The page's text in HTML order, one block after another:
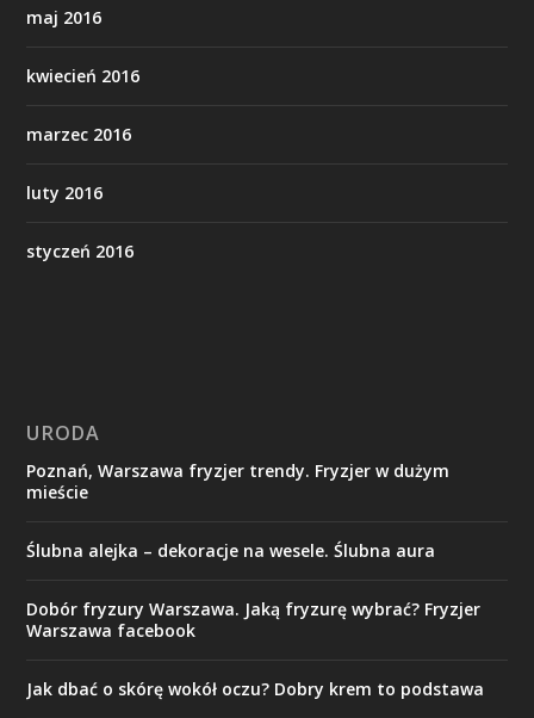
maj 2016
kwiecień 2016
marzec 2016
luty 2016
styczeń 2016
URODA
Poznań, Warszawa fryzjer trendy. Fryzjer w dużym
mieście
Ślubna alejka – dekoracje na wesele. Ślubna aura
Dobór fryzury Warszawa. Jaką fryzurę wybrać? Fryzjer
Warszawa facebook
Jak dbać o skórę wokół oczu? Dobry krem to podstawa